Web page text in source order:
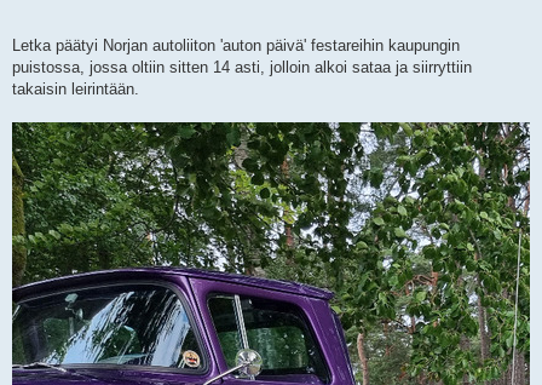
Letka päätyi Norjan autoliiton 'auton päivä' festareihin kaupungin
puistossa, jossa oltiin sitten 14 asti, jolloin alkoi sataa ja siirryttiin
takaisin leirintään.